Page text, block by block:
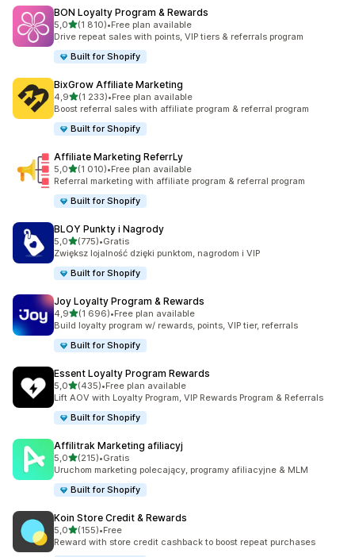
BON Loyalty Program & Rewards
5,0na 5 gwiazdek
(1 810)
Łączna liczba recenzji: 1810
•Free plan available
Drive repeat sales with points, VIP tiers & referrals program
Built for Shopify
BixGrow Affiliate Marketing
4,9na 5 gwiazdek
(1 233)
Łączna liczba recenzji: 1233
•Free plan available
Boost referral sales with affiliate program & referral program
Built for Shopify
Affiliate Marketing ReferrLy
5,0na 5 gwiazdek
(1 010)
Łączna liczba recenzji: 1010
•Free plan available
Referral marketing with affiliate program & referral program
Built for Shopify
BLOY Punkty i Nagrody
5,0na 5 gwiazdek
(775)
Łączna liczba recenzji: 775
•Gratis
Zwiększ lojalność dzięki punktom, nagrodom i VIP
Built for Shopify
Joy Loyalty Program & Rewards
4,9na 5 gwiazdek
(1 696)
Łączna liczba recenzji: 1696
•Free plan available
Build loyalty program w/ rewards, points, VIP tier, referrals
Built for Shopify
Essent Loyalty Program Rewards
5,0na 5 gwiazdek
(435)
Łączna liczba recenzji: 435
•Free plan available
Lift AOV with Loyalty Program, VIP Rewards Program & Referrals
Built for Shopify
Affilitrak Marketing afiliacyj
5,0na 5 gwiazdek
(215)
Łączna liczba recenzji: 215
•Gratis
Uruchom marketing polecający, programy afiliacyjne & MLM
Built for Shopify
Koin Store Credit & Rewards
5,0na 5 gwiazdek
(155)
Łączna liczba recenzji: 155
•Free
Reward with store credit cashback to boost repeat purchases